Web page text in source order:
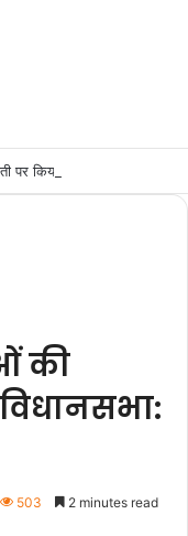
पर किया नमन
की
503 2 minutes read